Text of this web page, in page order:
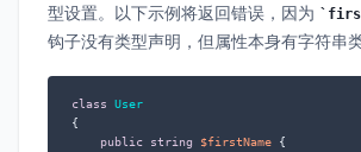
型设置。以下示例将返回错误，因为
钩子没有类型声明，但属性本身有字符串
class
User
{
public
string $firstName {